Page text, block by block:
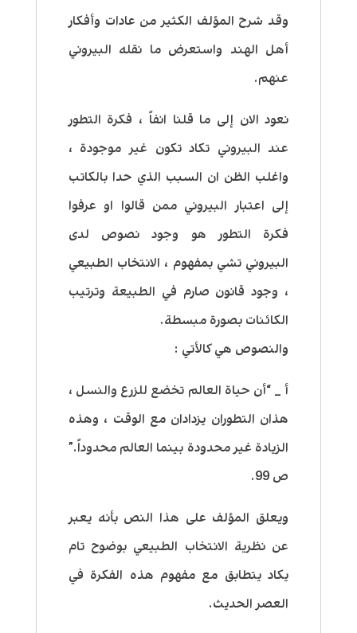
وقد شرح المؤلف الكثير من عادات وأفكار
أهل الهند واستعرض ما نقله البيروني
عنهم.
نعود الان إلى ما قلنا انفاً ، فكرة التطور
عند البيروني تكاد تكون غير موجودة ،
واغلب الظن ان السبب الذي حدا بالكاتب
إلى اعتبار البيروني ممن قالوا او عرفوا
فكرة التطور هو وجود نصوص لدى
البيروني تشي بمفهوم ، الانتخاب الطبيعي
، وجود قانون صارم في الطبيعة وترتيب
الكائنات بصورة مبسطة.
والنصوص هي كالأتي :
أ _ “أن حياة العالم تخضع للزرع والنسل ،
هذان التطوران يزدادان مع الوقت ، وهذه
الزيادة غير محدودة بينما العالم محدوداً.”
ص 99.
ويعلق المؤلف على هذا النص بأنه يعبر
عن نظرية الانتخاب الطبيعي بوضوح تام
يكاد يتطابق مع مفهوم هذه الفكرة في
العصر الحديث.